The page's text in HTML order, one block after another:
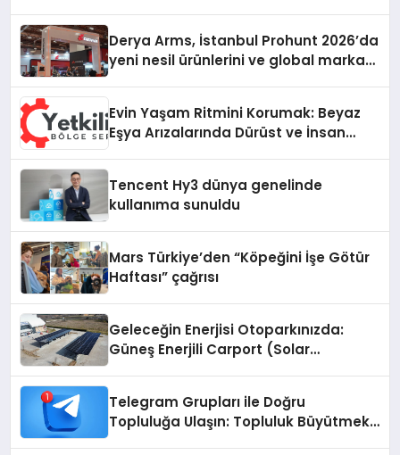
Derya Arms, İstanbul Prohunt 2026’da
yeni nesil ürünlerini ve global marka
Evin Yaşam Ritmini Korumak: Beyaz
Eşya Arızalarında Dürüst ve İnsan
Tencent Hy3 dünya genelinde
kullanıma sunuldu
Mars Türkiye’den “Köpeğini İşe Götür
Haftası” çağrısı
Geleceğin Enerjisi Otoparkınızda:
Güneş Enerjili Carport (Solar
Telegram Grupları ile Doğru
Topluluğa Ulaşın: Topluluk Büyütmek